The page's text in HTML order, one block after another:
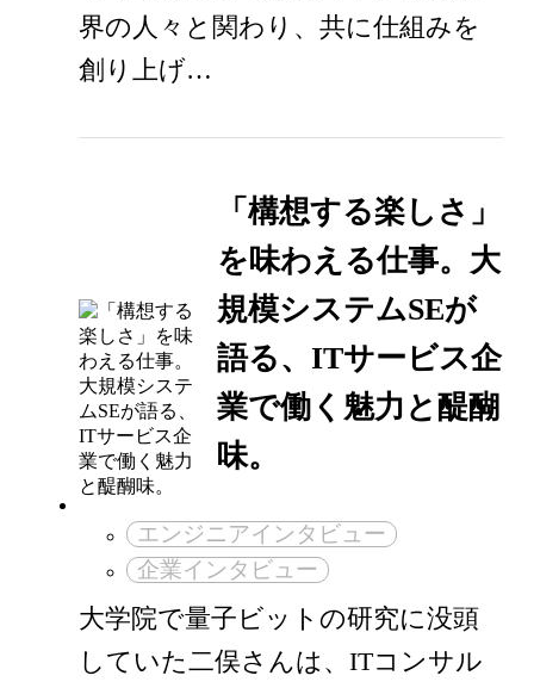
界の人々と関わり、共に仕組みを
創り上げ…
「構想する楽しさ」
を味わえる仕事。大
規模システムSEが
語る、ITサービス企
業で働く魅力と醍醐
味。
エンジニアインタビュー
企業インタビュー
大学院で量子ビットの研究に没頭
していた二俣さんは、ITコンサル